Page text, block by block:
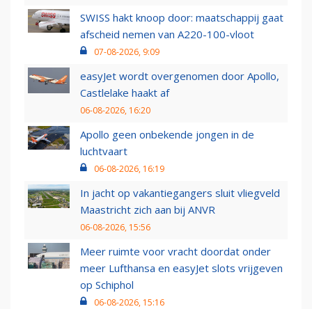
SWISS hakt knoop door: maatschappij gaat
afscheid nemen van A220-100-vloot
07-08-2026, 9:09
easyJet wordt overgenomen door Apollo,
Castlelake haakt af
06-08-2026, 16:20
Apollo geen onbekende jongen in de
luchtvaart
06-08-2026, 16:19
In jacht op vakantiegangers sluit vliegveld
Maastricht zich aan bij ANVR
06-08-2026, 15:56
Meer ruimte voor vracht doordat onder
meer Lufthansa en easyJet slots vrijgeven
op Schiphol
06-08-2026, 15:16